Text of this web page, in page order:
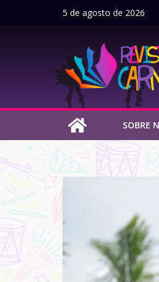
5 de agosto de 2026
SOBRE